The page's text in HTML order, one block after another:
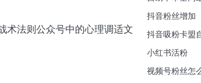
术法则公众号中的心理调适文
抖音粉丝增加
抖音吸粉卡盟
小红书活粉
视频号粉丝怎